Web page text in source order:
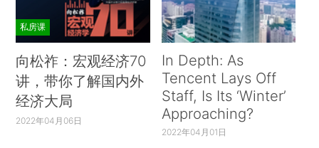
私房课
向松祚：宏观经济70
讲，带你了解国内外
经济大局
2022年04月06日
In Depth: As
Tencent Lays Off
Staff, Is Its ‘Winter’
Approaching?
2022年04月01日